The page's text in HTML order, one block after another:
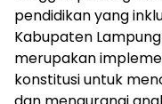
pendidikan yang
Kabupaten
merupakan
konstitusi untuk